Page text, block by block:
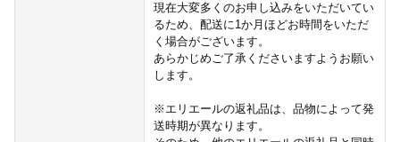
現在大変多くのお申し込みをいただいてい
るため、配送に1か月ほどお時間をいただ
く場合がございます。
あらかじめご了承くださいますようお願い
します。
※エリエールの返礼品は、品物によって発
送時期が異なります。